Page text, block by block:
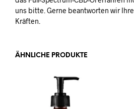
uns bitte. Gerne beantworten wir
Kräften.
ÄHNLICHE PRODUKTE